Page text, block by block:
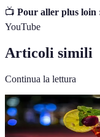
📺 Pour aller plus loin
YouTube
Articoli simili
Continua la lettura